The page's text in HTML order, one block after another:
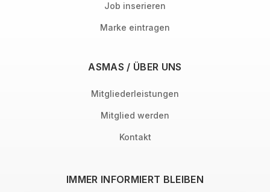
Job inserieren
Marke eintragen
ASMAS / ÜBER UNS
Mitgliederleistungen
Mitglied werden
Kontakt
IMMER INFORMIERT BLEIBEN